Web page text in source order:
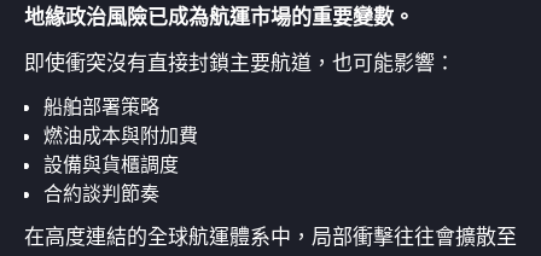
地緣政治風險已成為航運市場的重要變數。
即使衝突沒有直接封鎖主要航道，也可能影響：
船舶部署策略
燃油成本與附加費
設備與貨櫃調度
合約談判節奏
在高度連結的全球航運體系中，局部衝擊往往會擴散至